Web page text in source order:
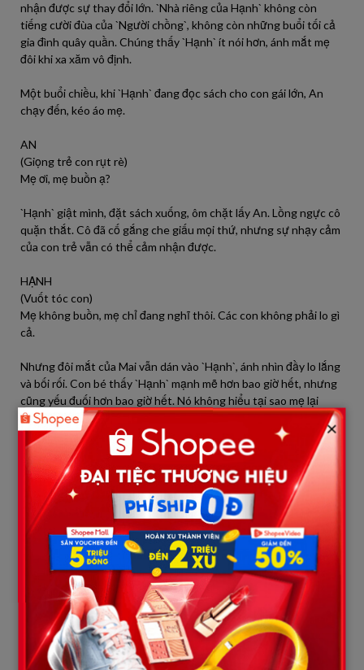
nhận được sự thay đổi lớn. `Nhà riêng của Hạnh` không còn
tiếng cười đùa của `Người chồng`, không còn những buổi tối cả
gia đình quây quần. Chúng thấy `Hạnh` ít nói hơn, ánh mắt mẹ
đôi khi xa xăm vô định.
Một buổi chiều, khi `Hạnh` đang đọc sách cho con gái lớn, An
chạy đến, kéo áo mẹ.
AN
(Giọng trẻ con rụt rè)
Mẹ ơi, mẹ buồn ạ?
`Hạnh` giật mình, đặt sách xuống, ôm chặt lấy An. Lồng ngực cô
quặn thắt. Cô đã cố gắng che giấu mọi thứ, nhưng sự nhạy cảm
của con trẻ vẫn có thể cảm nhận được.
HẠNH
(Vuốt tóc con)
Mẹ không buồn, mẹ chỉ đang nghĩ thôi. Các con không phải lo gì
cả.
Nhưng đôi mắt của Mai vẫn dán vào `Hạnh`, ánh nhìn đầy lo lắng
và bối rối. Con bé thấy `Hạnh` mạnh mẽ hơn bao giờ hết, nhưng
cũng yếu đuối hơn bao giờ hết. Nó không hiểu tại sao mẹ lại
không khóc nhiều như những cô chú khác trong đám tang, cũng
không hiểu tại sao mẹ lại nói dối nó về việc ba đi công tác.
Mỗi khi `Hạnh` quay lưng đi, ánh mắt `Hai con gái` lại dõi theo cô,
chất chứa những câu hỏi vô hình. Chúng cảm thấy một gánh
nặng lớn đang đè lên vai mẹ, và cả tương lai mong manh của ba
mẹ con trong căn nhà vắng bóng cha.
Một tuần sau, không khí căng thẳng bao trùm căn phòng khách
rộng rãi tại `Nhà riêng của Hạnh`, nơi diễn ra buổi công bố di
chúc. Không còn vẻ u ám của tang lễ, thay vào đó là sự chờ đợi,
xen lẫn lo lắng và cả những ánh mắt dò xét từ phía `Người thân
bên chồng`. Họ gồm những người chú, dì, anh chị em họ hàng xa
gần, tất cả đều tề tựu đông đủ, ngồi đối diện với `Hạnh` và `Hai
con gái`. Bé Mai sáu tuổi ngồi sát bên mẹ, tay nắm chặt lấy vạt
×